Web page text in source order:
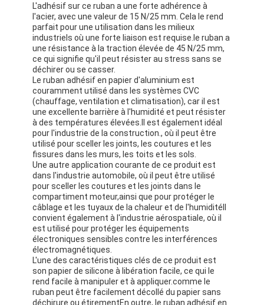
Au sujet de nous
Visite d'usine
Contrôle de qualité
Contactez-nous
Bande adhésive d'isolation
Bande d'isolation de tissu en verre
Bande résistante à la chaleur d'isolation
Ruban adhésif de tissu en verre
Ruban adhésif de film de Polyimide
Ruban adhésif de papier d'aluminium
L'adhésif sur ce ruban a une forte adhérence à
l'acier, avec une valeur de 15 N/25 mm. Cela le rend
parfait pour une utilisation dans les milieux
industriels où une forte liaison est requise.le ruban a
une résistance à la traction élevée de 45 N/25 mm,
ce qui signifie qu'il peut résister au stress sans se
déchirer ou se casser.
Le ruban adhésif en papier d'aluminium est
couramment utilisé dans les systèmes CVC
(chauffage, ventilation et climatisation), car il est
une excellente barrière à l'humidité et peut résister
à des températures élevées.Il est également idéal
pour l'industrie de la construction., où il peut être
utilisé pour sceller les joints, les coutures et les
fissures dans les murs, les toits et les sols.
Une autre application courante de ce produit est
dans l'industrie automobile, où il peut être utilisé
pour sceller les coutures et les joints dans le
compartiment moteur,ainsi que pour protéger le
câblage et les tuyaux de la chaleur et de l'humiditéIl
convient également à l'industrie aérospatiale, où il
est utilisé pour protéger les équipements
électroniques sensibles contre les interférences
électromagnétiques.
L'une des caractéristiques clés de ce produit est
son papier de silicone à libération facile, ce qui le
rend facile à manipuler et à appliquer.comme le
ruban peut être facilement décollé du papier sans
déchirure ou étirementEn outre, le ruban adhésif en